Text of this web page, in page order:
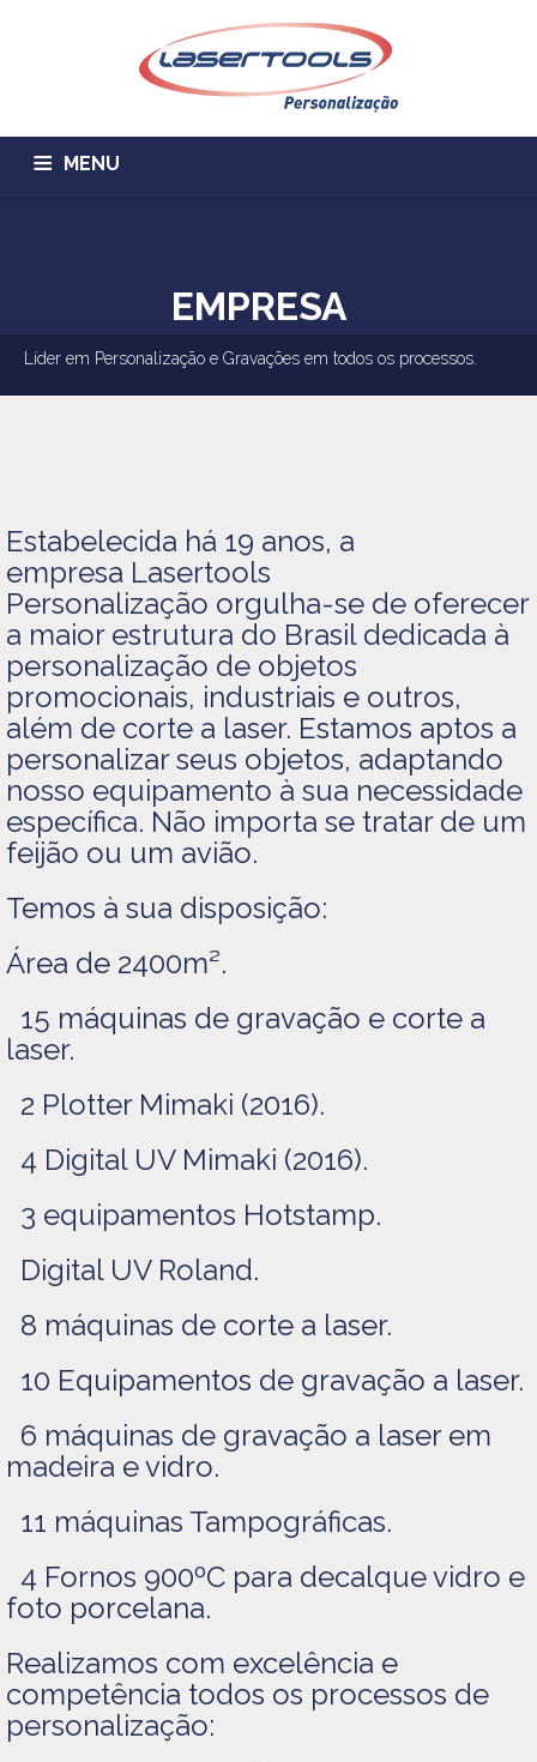
MENU
EMPRESA
Líder em Personalização e Gravações em todos os processos.
Estabelecida há 19 anos, a
empresa Lasertools
Personalização orgulha-se de oferecer
a maior estrutura do Brasil dedicada à
personalização de objetos
promocionais, industriais e outros,
além de corte a laser. Estamos aptos a
personalizar seus objetos, adaptando
nosso equipamento à sua necessidade
específica. Não importa se tratar de um
feijão ou um avião.
Temos à sua disposição:
Área de 2400m².
15 máquinas de gravação e corte a
laser.
2 Plotter Mimaki (2016).
4 Digital UV Mimaki (2016).
3 equipamentos Hotstamp.
Digital UV Roland.
8 máquinas de corte a laser.
10 Equipamentos de gravação a laser.
6 máquinas de gravação a laser em
madeira e vidro.
11 máquinas Tampográficas.
4 Fornos 900ºC para decalque vidro e
foto porcelana.
Realizamos com excelência e
competência todos os processos de
personalização: